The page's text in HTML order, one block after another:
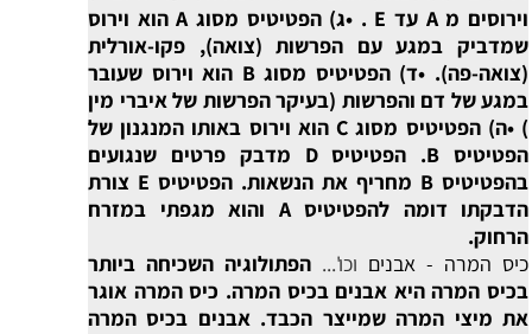
וירוסים מ A עד E . •ג) הפטיטיס מסוג A הוא וירוס
שמדביק במגע עם הפרשות (צואה), פקו-אורלית
(צואה-פה). •ד) הפטיטיס מסוג B הוא וירוס שעובר
במגע של דם והפרשות (בעיקר הפרשות של איברי מין
) •ה) הפטיטיס מסוג C הוא וירוס באותו המנגנון של
הפטיטיס B. הפטיטיס D מדבק פרטים שנגועים
בהפטיטיס B מחריף את הנשאות. הפטיטיס E צורת
הדבקתו דומה להפטיטיס A והוא מגפתי במזרח
הרחוק.
כיס המרה - אבנים וכו'... הפתולוגיה השכיחה ביותר
בכיס המרה היא אבנים בכיס המרה. כיס המרה אוגר
את מיצי המרה שמייצר הכבד. אבנים בכיס המרה